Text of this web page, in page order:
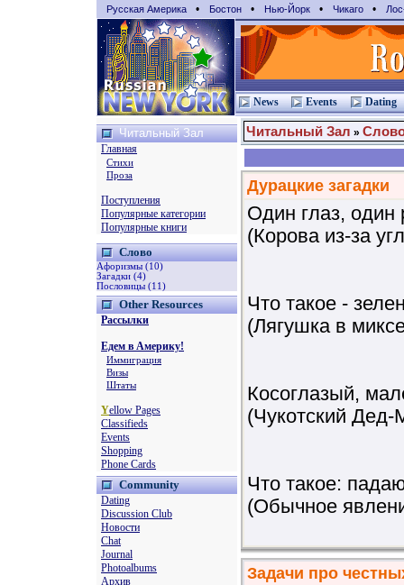
Русская Америка • Бостон • Нью-Йорк • Чикаго •
News Events Dating
Читальный Зал
Главная
Стихи
Проза
Поступления
Популярные категории
Популярные книги
Слово
Афоризмы (10)
Загадки (4)
Пословицы (11)
Other Resources
Рассылки
Едем в Америку!
Иммиграция
Визы
Штаты
Yellow Pages
Classifieds
Events
Shopping
Phone Cards
Community
Dating
Discussion Club
Новости
Chat
Journal
Photoalbums
Архив
Читальный Зал »
Дурацкие загадки
Один глаз, один
(Корова из-за
Что такое -
(Лягушка в
Косоглазый,
(Чукотский Дед-
Что такое:
(Обычное
Задачи про